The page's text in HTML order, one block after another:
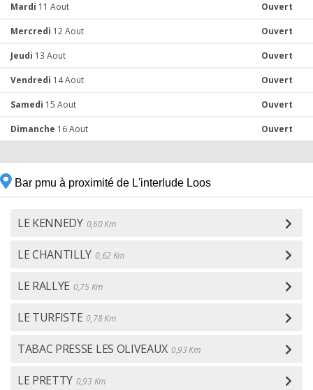
Mardi 11 Aout Ouvert
Mercredi 12 Aout Ouvert
Jeudi 13 Aout Ouvert
Vendredi 14 Aout Ouvert
Samedi 15 Aout Ouvert
Dimanche 16 Aout Ouvert
Bar pmu à proximité de L'interlude Loos
LE KENNEDY 0,60 Km
LE CHANTILLY 0,62 Km
LE RALLYE 0,75 Km
LE TURFISTE 0,78 Km
TABAC PRESSE LES OLIVEAUX 0,93 Km
LE PRETTY 0,93 Km